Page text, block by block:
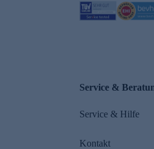
Service &
Service & Hilfe
Kontakt